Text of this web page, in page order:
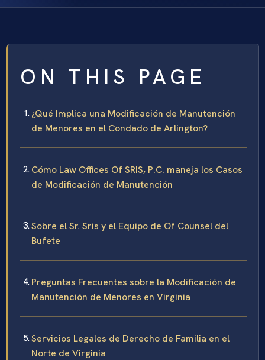
ON THIS PAGE
¿Qué Implica una Modificación de Manutención
de Menores en el Condado de Arlington?
Cómo Law Offices Of SRIS, P.C. maneja los Casos
de Modificación de Manutención
Sobre el Sr. Sris y el Equipo de Of Counsel del
Bufete
Preguntas Frecuentes sobre la Modificación de
Manutención de Menores en Virginia
Servicios Legales de Derecho de Familia en el
Norte de Virginia